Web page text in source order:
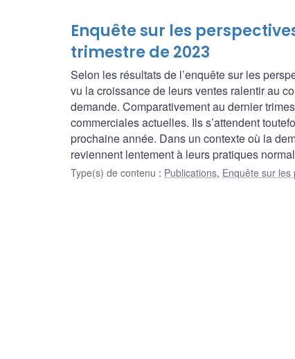
Enquête sur les
trimestre de 2023
Selon les résultats de l’enquête sur les
vu la croissance de leurs ventes ralentir au
demande. Comparativement au dernier
commerciales actuelles. Ils s’attendent
prochaine année. Dans un contexte où la
reviennent lentement à leurs pratiques
Type(s) de contenu : Publications, Enquête sur